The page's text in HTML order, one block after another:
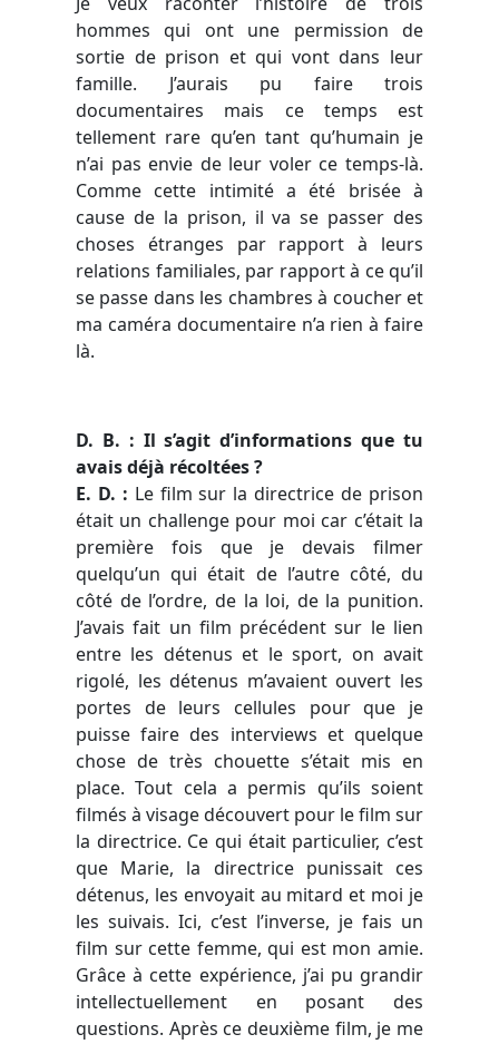
hommes qui ont une permission de
sortie de prison et qui vont dans leur
famille. J’aurais pu faire trois
documentaires mais ce temps est
tellement rare qu’en tant qu’humain je
n’ai pas envie de leur voler ce temps-là.
Comme cette intimité a été brisée à
cause de la prison, il va se passer des
choses étranges par rapport à leurs
relations familiales, par rapport à ce qu’il
se passe dans les chambres à coucher et
ma caméra documentaire n’a rien à faire
là.
D. B. : Il s’agit d’informations que tu
avais déjà récoltées ?
E. D. : Le film sur la directrice de prison
était un challenge pour moi car c’était la
première fois que je devais filmer
quelqu’un qui était de l’autre côté, du
côté de l’ordre, de la loi, de la punition.
J’avais fait un film précédent sur le lien
entre les détenus et le sport, on avait
rigolé, les détenus m’avaient ouvert les
portes de leurs cellules pour que je
puisse faire des interviews et quelque
chose de très chouette s’était mis en
place. Tout cela a permis qu’ils soient
filmés à visage découvert pour le film sur
la directrice. Ce qui était particulier, c’est
que Marie, la directrice punissait ces
détenus, les envoyait au mitard et moi je
les suivais. Ici, c’est l’inverse, je fais un
film sur cette femme, qui est mon amie.
Grâce à cette expérience, j’ai pu grandir
intellectuellement en posant des
questions. Après ce deuxième film, je me